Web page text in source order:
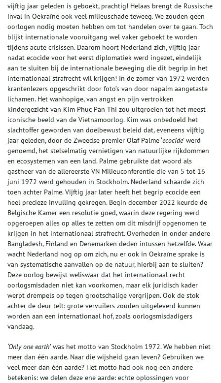
vijftig jaar geleden is geboekt, prachtig! Helaas brengt de Russische
inval in Oekraïne ook veel milieuschade teweeg. We zouden geen
oorlogen nodig moeten hebben om tot handelen over te gaan. Toch
blijkt internationale vooruitgang wel vaker geboekt te worden
tijdens acute crisissen. Daarom hoort Nederland zich, vijftig jaar
nadat ecocide voor het eerst diplomatiek werd ingezet, eindelijk
aan te sluiten bij de internationale beweging die dit begrip in het
internationaal strafrecht wil krijgen! In de zomer van 1972 werden
krantenlezers opgeschrikt door foto’s van door napalm aangetaste
lichamen. Het wanhopige, van angst en pijn vertrokken
kindergezicht van Kim Phuc Pan Thi zou uitgroeien tot het meest
iconische beeld van de Vietnamoorlog. Kim was onbedoeld het
slachtoffer geworden van doelbewust beleid dat, eveneens vijftig
jaar geleden, door de Zweedse premier Olaf Palme ‘ecocide’werd
genoemd, het stelselmatig vernietigen van natuurlijke rijkdommen
en ecosystemen van een land. Palme gebruikte dat woord als
gastheer van de allereerste VN Milieuconferentie die van 5 tot 16
juni 1972 werd gehouden in Stockholm. Nederland schaarde zich
toen achter Palme. Vijftig jaar later heeft het begrip ecocide een
heel precieze invulling gekregen. Begin december 2022 keurde de
Belgische Kamer een resolutie goed, waarin deze regering werd
opgeroepen alles op alles te zetten om dit misdrijf opgenomen te
krijgen in het internationaal strafrecht. Overheden in onder andere
Bangladesh, Finland en Denemarken deden intussen hetzelfde. Waar
wacht Nederland nog op om zich, nu er ook in Oekraïne sprake is
van systematische aanvallen op de natuur, hierbij aan te sluiten?
Deze oorlog bewijst weliswaar dat het internationaal recht
oorlogsmisdaden niet kan voorkomen, maar elk juridisch kader
werpt drempels op tegen grootschalige vergrijpen. Ook de stok
achter de deur telt: grote vervuilers zouden uitgeleverd kunnen
worden aan een internationaal hof, zoals oorlogsmisdadigers
vandaag.
‘Only one earth’was het motto van Stockholm 1972. We hebben niet
meer dan één aarde. Naar die wijsheid gaan leven? Gebruiken we
veel meer dan één aarde? Het motto had ook nog een andere
betekenis: we delen deze ene aarde: echte oplossingen voor